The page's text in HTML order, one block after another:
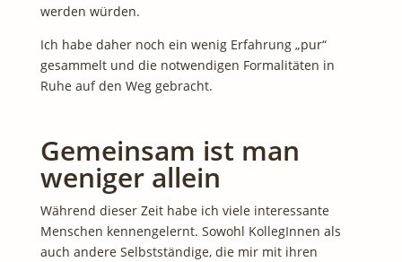
werden würden.
Ich habe daher noch ein wenig Erfahrung „pur“
gesammelt und die notwendigen Formalitäten in
Ruhe auf den Weg gebracht.
Gemeinsam ist man
weniger allein
Während dieser Zeit habe ich viele interessante
Menschen kennengelernt. Sowohl KollegInnen als
auch andere Selbstständige, die mir mit ihren